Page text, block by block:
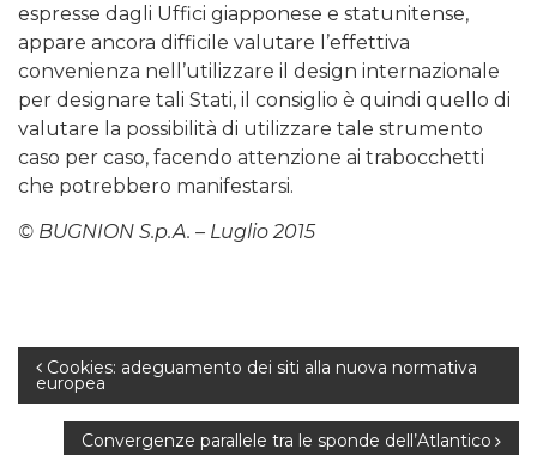
espresse dagli Uffici giapponese e statunitense,
appare ancora difficile valutare l’effettiva
convenienza nell’utilizzare il design internazionale
per designare tali Stati, il consiglio è quindi quello di
valutare la possibilità di utilizzare tale strumento
caso per caso, facendo attenzione ai trabocchetti
che potrebbero manifestarsi.
© BUGNION S.p.A. – Luglio 2015
Navigazione
articoli
Cookies: adeguamento dei siti alla nuova normativa
europea
Convergenze parallele tra le sponde dell’Atlantico